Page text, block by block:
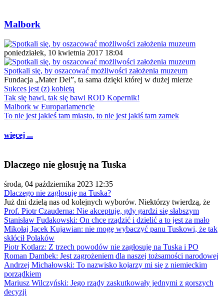
Malbork
poniedziałek, 10 kwietnia 2017 18:04
Spotkali się, by oszacować możliwości założenia muzeum
Fundacja „Mater Dei”, ta sama dzięki której w dużej mierze
Sukces jest (z) kobietą
Tak się bawi, tak się bawi ROD Kopernik!
Malbork w Europarlamencie
To nie jest jakieś tam miasto, to nie jest jakiś tam zamek
więcej ...
Dlaczego nie głosuję na Tuska
środa, 04 października 2023 12:35
Dlaczego nie zagłosuję na Tuska?
Już dni dzielą nas od kolejnych wyborów. Niektórzy twierdzą, że
Prof. Piotr Czauderna: Nie akceptuję, gdy gardzi się słabszym
Stanisław Fudakowski: On chce rządzić i dzielić a to jest za mało
Mikołaj Jacek Kujawian: nie mogę wybaczyć panu Tuskowi, że tak
skłócił Polaków
Piotr Kotlarz: Z trzech powodów nie zagłosuję na Tuska i PO
Roman Dambek: Jest zagrożeniem dla naszej tożsamości narodowej
Andrzej Michałowski: To nazwisko kojarzy mi się z niemieckim
porządkiem
Mariusz Wilczyński: Jego rządy zaskutkowały jednymi z gorszych
decyzji